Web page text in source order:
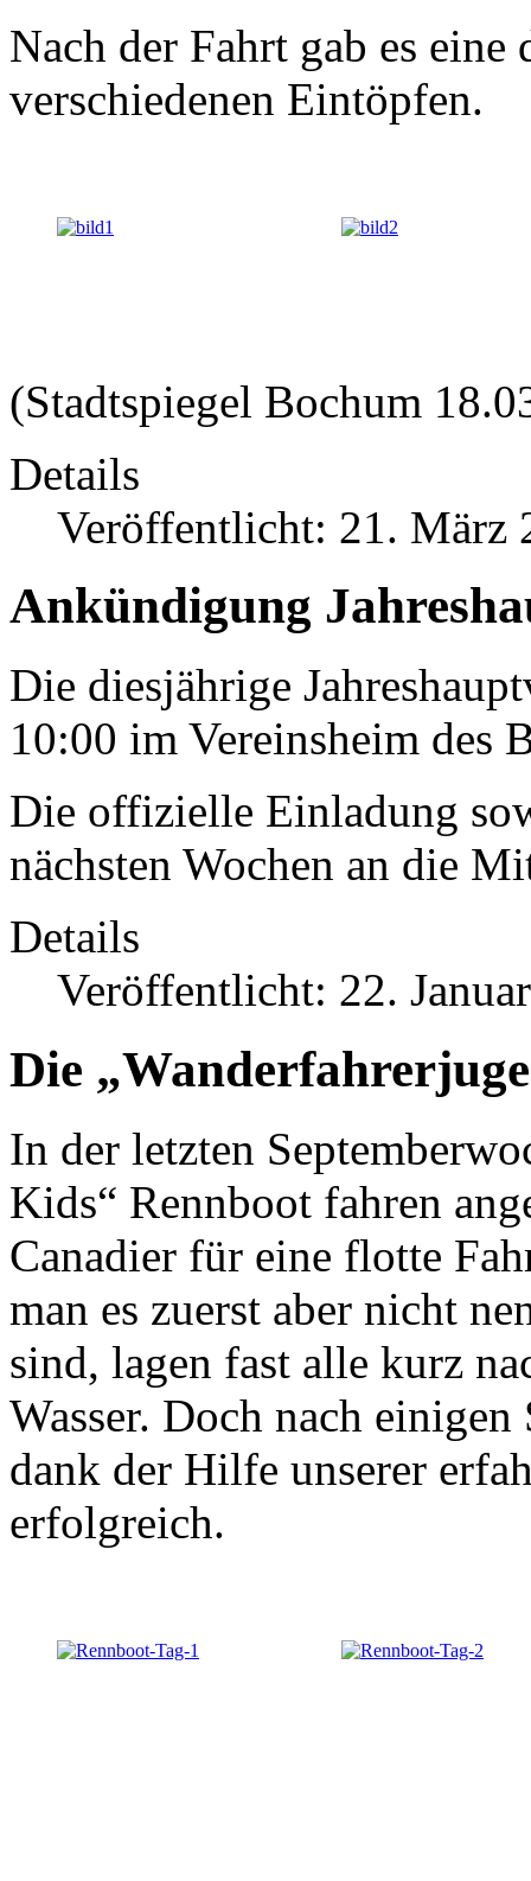
Nach der Fahrt gab es
verschiedenen Eintöpfen.
(Stadtspiegel Bochum
Details
Veröffentlicht: 21. März
Ankündigung
Die diesjährige
10:00 im Vereinsheim des
Die offizielle Einladung
nächsten Wochen an die
Details
Veröffentlicht: 22.
Die
In der letzten
Kids“ Rennboot fahren
Canadier für eine flotte
man es zuerst aber nicht
sind, lagen fast alle kurz
Wasser. Doch nach
dank der Hilfe unserer
erfolgreich.